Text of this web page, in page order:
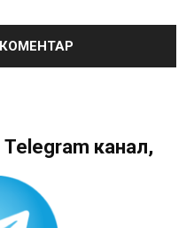
канал,